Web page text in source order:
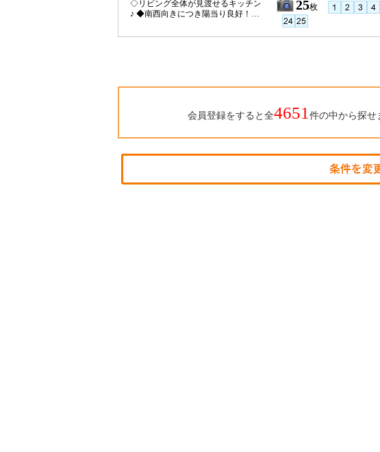
◇リビング全体が見渡せるキッチン
♪ ◆南西向きにつき陽当り良好！ ◇
25枚
会員登録をすると全4651 件の中から探せ